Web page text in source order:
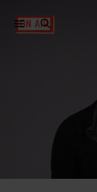
meniu
conținut